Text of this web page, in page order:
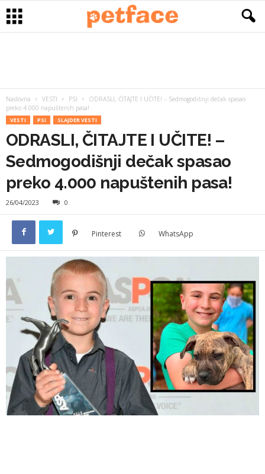
Naslovna VESTI PSI
ODRASLI, ČITAJTE I UČITE! – Sedmogodišnji dečak spasao
preko 4.000 napuštenih pasa!
VESTI PSI SLAJDER VESTI
ODRASLI, ČITAJTE I UČITE! –
Sedmogodišnji dečak spasao
preko 4.000 napuštenih pasa!
26/04/2023 0
Pinterest WhatsApp